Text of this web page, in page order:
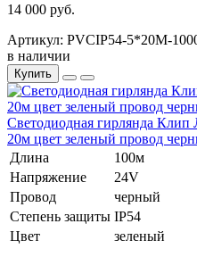
14 000 руб.
Артикул: PVCIP54-5*20M-
в наличии
Купить
Светодиодная гирлянда
20м цвет зеленый провод
Длина
100м
Напряжение
24V
Провод
черный
Степень защиты IP54
Цвет
зеленый